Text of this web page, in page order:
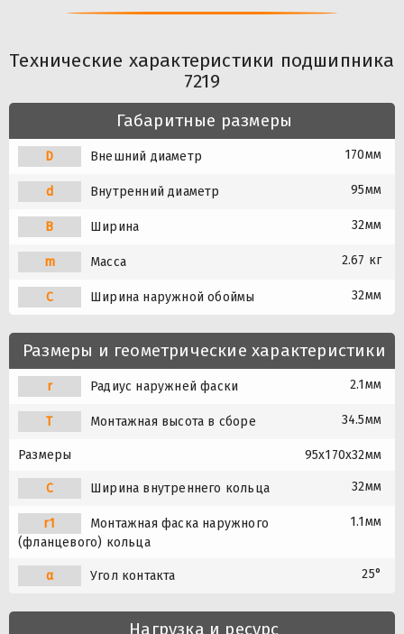
Технические характеристики подшипника
7219
Габаритные размеры
D Внешний диаметр 170мм
d Внутренний диаметр 95мм
B Ширина 32мм
m Масса 2.67 кг
C Ширина наружной обоймы 32мм
Размеры и геометрические характеристики
r Радиус наружней фаски 2.1мм
T Монтажная высота в сборе 34.5мм
Размеры 95x170x32мм
C Ширина внутреннего кольца 32мм
r1
Монтажная фаска наружного
(фланцевого) кольца
1.1мм
α Угол контакта 25°
Нагрузка и ресурс